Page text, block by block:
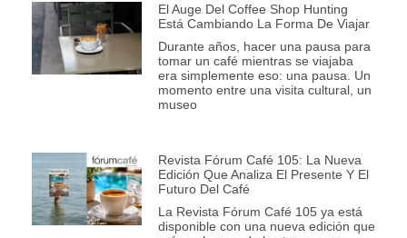
El Auge Del Coffee Shop Hunting
Está Cambiando La Forma De Viajar
Durante años, hacer una pausa para
tomar un café mientras se viajaba
era simplemente eso: una pausa. Un
momento entre una visita cultural, un
museo
Revista Fórum Café 105: La Nueva
Edición Que Analiza El Presente Y El
Futuro Del Café
La Revista Fórum Café 105 ya está
disponible con una nueva edición que